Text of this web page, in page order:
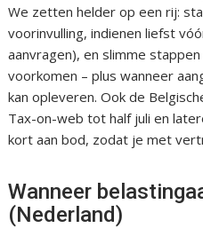
We zetten helder op een rij:
voorinvulling, indienen liefst
aanvragen), en slimme
voorkomen – plus wanneer
kan opleveren. Ook de
Tax-on-web tot half juli en
kort aan bod, zodat je met
Wanneer
(Nederland)